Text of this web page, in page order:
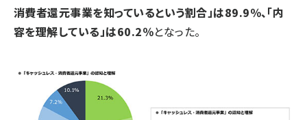
消費者還元事業を知っているという割合」は89.9％、「内
容を理解している」は60.2％となった。